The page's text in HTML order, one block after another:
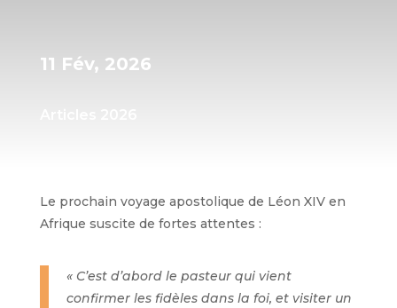
11 Fév, 2026
Le prochain voyage apostolique de Léon XIV en
Afrique suscite de fortes attentes :
« C’est d’abord le pasteur qui vient
confirmer les fidèles dans la foi, et visiter un